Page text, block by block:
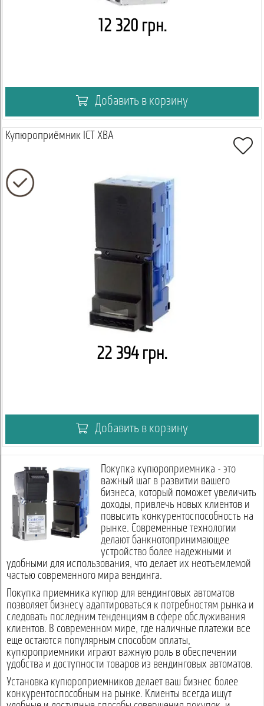
12 320 грн.
Добавить в корзину
Купюроприёмник ICT XBA
22 394 грн.
Добавить в корзину
Покупка купюроприемника - это
важный шаг в развитии вашего
бизнеса, который поможет увеличить
доходы, привлечь новых клиентов и
повысить конкурентоспособность на
рынке. Современные технологии
делают банкнотопринимающее
устройство более надежными и
удобными для использования, что делает их неотъемлемой
частью современного мира вендинга.
Покупка приемника купюр для вендинговых автоматов
позволяет бизнесу адаптироваться к потребностям рынка и
следовать последним тенденциям в сфере обслуживания
клиентов. В современном мире, где наличные платежи все
еще остаются популярным способом оплаты,
купюроприемники играют важную роль в обеспечении
удобства и доступности товаров из вендинговых автоматов.
Установка купюроприемников делает ваш бизнес более
конкурентоспособным на рынке. Клиенты всегда ищут